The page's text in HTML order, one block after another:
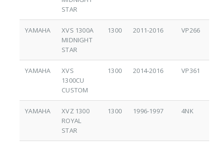
STAR
YAMAHA
XVS 1300A
MIDNIGHT
STAR
1300 2011-2016 VP266
YAMAHA
XVS
1300CU
CUSTOM
1300 2014-2016 VP361
YAMAHA
XVZ 1300
ROYAL
STAR
1300 1996-1997 4NK